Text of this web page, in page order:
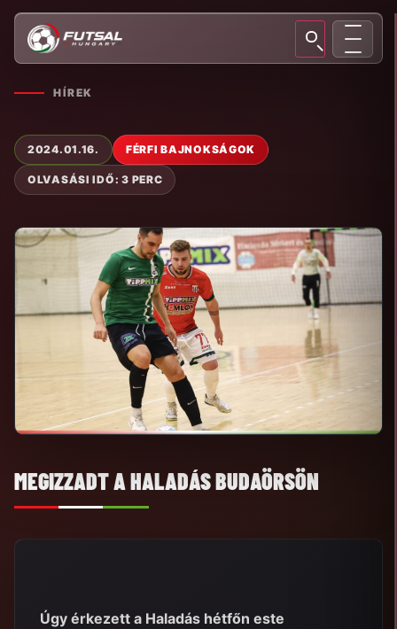
HÍREK
2024.01.16. FÉRFI BAJNOKSÁGOK
OLVASÁSI IDŐ: 3 PERC
MEGIZZADT A HALADÁS BUDAÖRSÖN
Úgy érkezett a Haladás hétfőn este